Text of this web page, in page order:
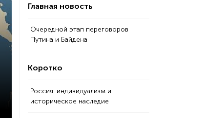
Главная новость
Очередной этап переговоров
Путина и Байдена
Коротко
Россия: индивидуализм и
историческое наследие